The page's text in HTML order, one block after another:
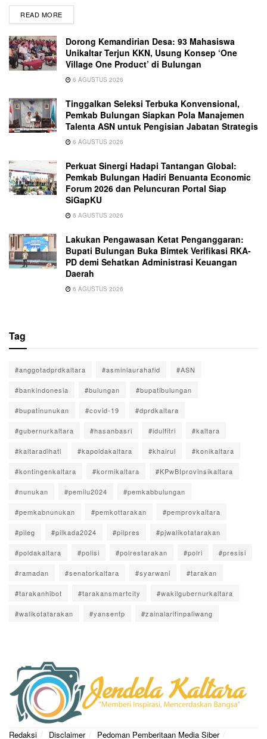
READ MORE
Dorong Kemandirian Desa: 93 Mahasiswa
Unikaltar Terjun KKN, Usung Konsep ‘One
Village One Product’ di Bulungan
6 AGUSTUS 2026
Tinggalkan Seleksi Terbuka Konvensional,
Pemkab Bulungan Siapkan Pola Manajemen
Talenta ASN untuk Pengisian Jabatan Strategis
6 AGUSTUS 2026
Perkuat Sinergi Hadapi Tantangan Global:
Pemkab Bulungan Hadiri Benuanta Economic
Forum 2026 dan Peluncuran Portal Siap
SiGapKU
6 AGUSTUS 2026
Lakukan Pengawasan Ketat Penganggaran:
Bupati Bulungan Buka Bimtek Verifikasi RKA-
PD demi Sehatkan Administrasi Keuangan
Daerah
6 AGUSTUS 2026
Tag
#anggotadprdkaltara #asminlaurahafid #ASN
#bankindonesia #bulungan #bupatibulungan
#bupatinunukan #covid-19 #dprdkaltara
#gubernurkaltara #hasanbasri #idulfitri #kaltara
#kaltaradihati #kapoldakaltara #khairul #konikaltara
#kontingenkaltara #kormikaltara #KPwBIprovinsikaltara
#nunukan #pemilu2024 #pemkabbulungan
#pemkabnunukan #pemkottarakan #pemprovkaltara
#pileg #pilkada2024 #pilpres #pjwalikotatarakan
#poldakaltara #polisi #polrestarakan #polri #presisi
#ramadan #senatorkaltara #syarwani #tarakan
#tarakanhibot #tarakansmartcity #wakilgubernurkaltara
#walikotatarakan #yansentp #zainalarifinpaliwang
Redaksi Disclaimer Pedoman Pemberitaan Media Siber